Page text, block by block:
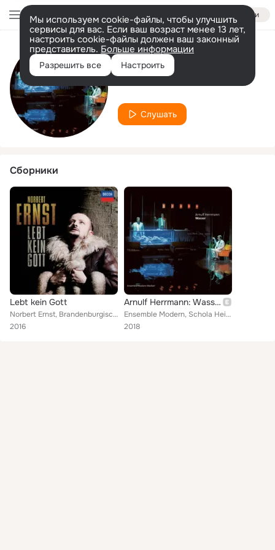
Войти
Мы используем cookie-файлы, чтобы улучшить
сервисы для вас. Если ваш возраст менее 13 лет,
настроить cookie-файлы должен ваш законный
представитель. Больше информации
Разрешить все Настроить
Исполнитель
Hartmut Keil
Слушать
Сборники
Lebt kein Gott
Norbert Ernst, Brandenburgisches Staatsorchester, Hartmut Keil
2016
Arnulf Herrmann: Wasser (Musiktheater in 13 Szenen)
Ensemble Modern, Schola Heidelberg & Hartmut Keil
2018